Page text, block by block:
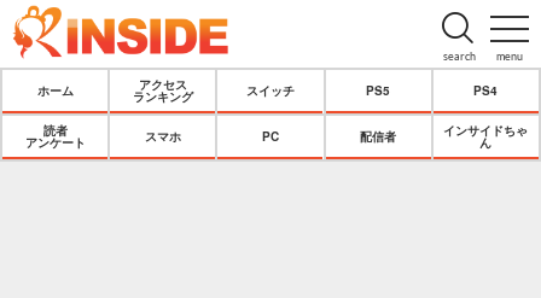
menu
search
ホーム
アクセス
ランキング
スイッチ PS5 PS4
読者
アンケート
スマホ PC 配信者
インサイドちゃ
ん